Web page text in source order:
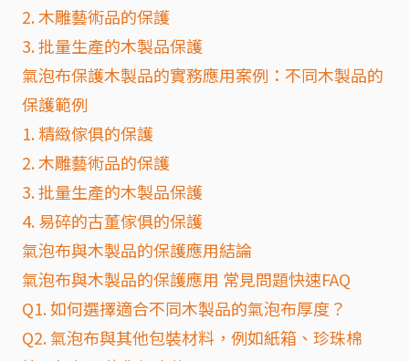
2. 木雕藝術品的保護
3. 批量生產的木製品保護
氣泡布保護木製品的實務應用案例：不同木製品的
保護範例
1. 精緻傢俱的保護
2. 木雕藝術品的保護
3. 批量生產的木製品保護
4. 易碎的古董傢俱的保護
氣泡布與木製品的保護應用結論
氣泡布與木製品的保護應用 常見問題快速FAQ
Q1. 如何選擇適合不同木製品的氣泡布厚度？
Q2. 氣泡布與其他包裝材料，例如紙箱、珍珠棉